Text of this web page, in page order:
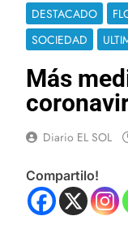
DESTACADO
SOCIEDAD
Más
Diario EL SOL
Compartilo!